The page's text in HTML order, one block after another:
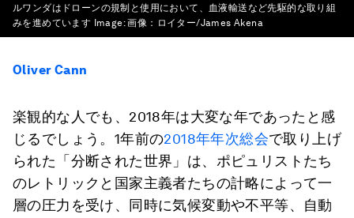
ルワンダはドローンの規制と使用において、血液輸送など先駆的な取り組
みを進めています Image:画像：ロイター/James Akena
Oliver Cann
楽観的な人でも、2018年は大変な年であったと感
じるでしょう。1年前の2018年年次総会で取り上げ
られた「分断された世界」は、ポピュリストたち
のレトリックと国家主義者たちの計略によって一
層の圧力を受け、同時に気候変動や不平等、自動